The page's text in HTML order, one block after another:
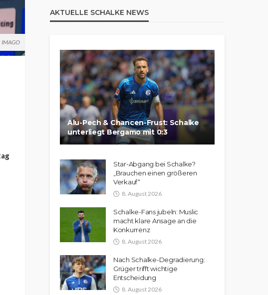
IMAGO
AKTUELLE SCHALKE NEWS
Alu-Pech & Chancen-Frust: Schalke
unterliegt Bergamo mit 0:3
Star-Abgang bei Schalke?
„Brauchen einen größeren
Verkauf“
8. August 2026
Schalke-Fans jubeln: Muslic
macht klare Ansage an die
Konkurrenz
8. August 2026
Nach Schalke-Degradierung:
Grüger trifft wichtige
Entscheidung
8. August 2026